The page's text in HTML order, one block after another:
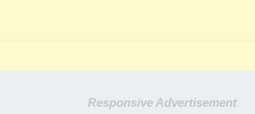
Responsive Advertisement